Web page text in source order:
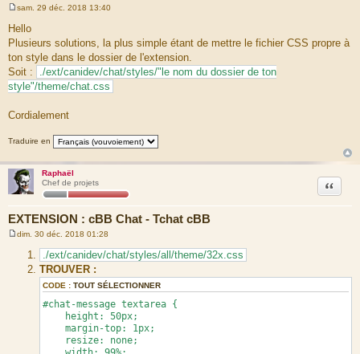
e
s
s
g
e
sam. 29 déc. 2018 13:40
Hello
Plusieurs solutions, la plus simple étant de mettre le fichier CSS propre à
ton style dans le dossier de l'extension.
Soit :
./ext/canidev/chat/styles/"le nom du dossier de ton
style"/theme/chat.css
Cordialement
Traduire en
Raphaël
Chef de projets
EXTENSION : cBB Chat - Tchat cBB
Citation
dim. 30 déc. 2018 01:28
./ext/canidev/chat/styles/all/theme/32x.css
TROUVER :
CODE : TOUT SÉLECTIONNER
#chat-message textarea {
height: 50px;
margin-top: 1px;
resize: none;